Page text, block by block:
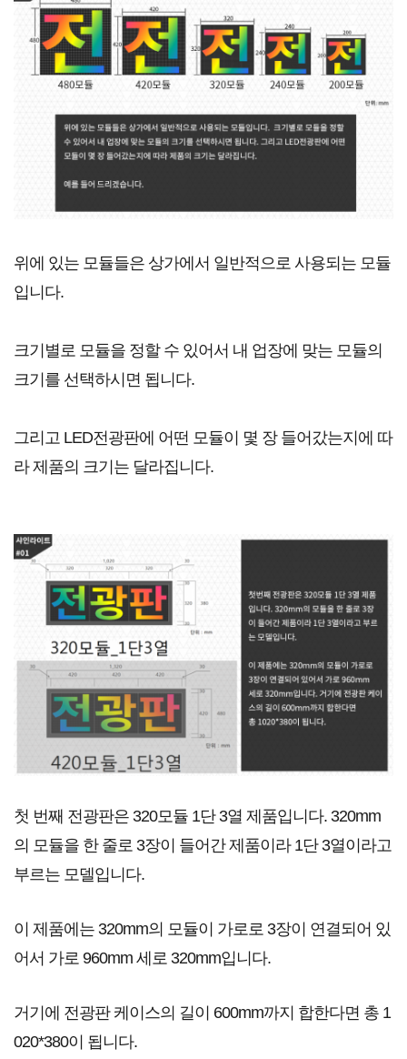
위에 있는 모듈들은 상가에서 일반적으로 사용되는 모듈
입니다.
크기별로 모듈을 정할 수 있어서 내 업장에 맞는 모듈의
크기를 선택하시면 됩니다.
그리고 LED전광판에 어떤 모듈이 몇 장 들어갔는지에 따
라 제품의 크기는 달라집니다.
첫 번째 전광판은 320모듈 1단 3열 제품입니다. 320mm
의 모듈을 한 줄로 3장이 들어간 제품이라 1단 3열이라고
부르는 모델입니다.
이 제품에는 320mm의 모듈이 가로로 3장이 연결되어 있
어서 가로 960mm 세로 320mm입니다.
거기에 전광판 케이스의 길이 600mm까지 합한다면 총 1
020*380이 됩니다.